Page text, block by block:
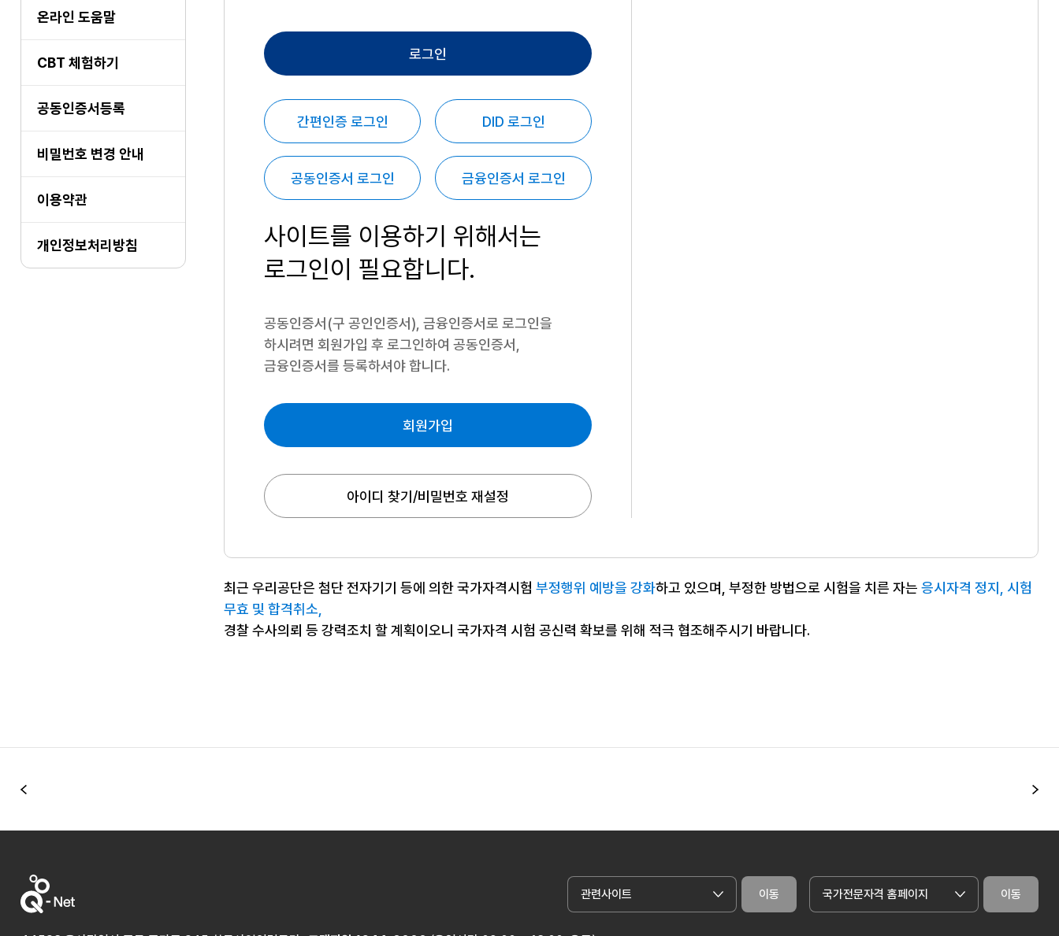
온라인 도움말
CBT 체험하기
공동인증서등록
비밀번호 변경 안내
이용약관
개인정보처리방침
로그인
간편인증 로그인 DID 로그인
공동인증서 로그인 금융인증서 로그인
사이트를 이용하기 위해서는
로그인이 필요합니다.
공동인증서(구 공인인증서), 금융인증서로 로그인을
하시려면 회원가입 후 로그인하여 공동인증서,
금융인증서를 등록하셔야 합니다.
회원가입
아이디 찾기/비밀번호 재설정
최근 우리공단은 첨단 전자기기 등에 의한 국가자격시험 부정행위 예방을 강화하고 있으며, 부정한 방법으로 시험을 치른 자는 응시자격 정지, 시험
무효 및 합격취소,
경찰 수사의뢰 등 강력조치 할 계획이오니 국가자격 시험 공신력 확보를 위해 적극 협조해주시기 바랍니다.
관련사이트 이동 국가전문자격 홈페이지 이동